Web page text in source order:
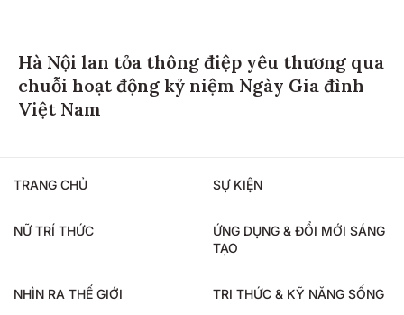
Hà Nội lan tỏa thông điệp yêu thương qua
chuỗi hoạt động kỷ niệm Ngày Gia đình
Việt Nam
TRANG CHỦ SỰ KIỆN
NỮ TRÍ THỨC
ỨNG DỤNG & ĐỔI MỚI SÁNG
TẠO
NHÌN RA THẾ GIỚI TRI THỨC & KỸ NĂNG SỐNG